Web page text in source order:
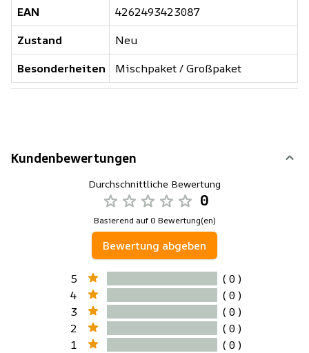
EAN
4262493423087
Zustand
Neu
Besonderheiten
Mischpaket / Großpaket
Kundenbewertungen
Durchschnittliche Bewertung
0
Basierend auf 0 Bewertung(en)
Bewertung abgeben
5
( 0 )
4
( 0 )
3
( 0 )
2
( 0 )
1
( 0 )